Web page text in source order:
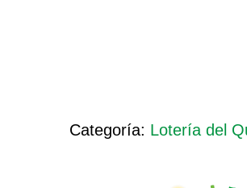
Categoría: Lotería del